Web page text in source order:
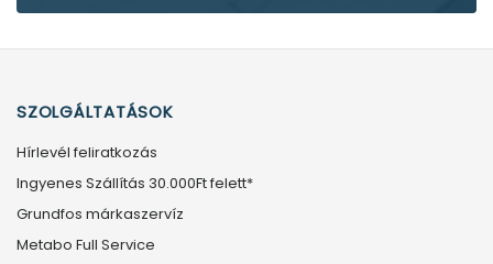
SZOLGÁLTATÁSOK
Hírlevél feliratkozás
Ingyenes Szállítás 30.000Ft felett*
Grundfos márkaszervíz
Metabo Full Service